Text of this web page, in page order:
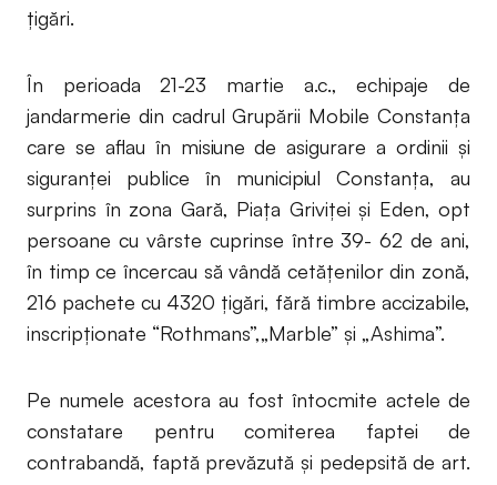
ţigări.
În perioada 21-23 martie a.c., echipaje de
jandarmerie din cadrul Grupării Mobile Constanţa
care se aflau în misiune de asigurare a ordinii şi
siguranţei publice în municipiul Constanţa, au
surprins în zona Gară, Piaţa Griviţei şi Eden, opt
persoane cu vârste cuprinse între 39- 62 de ani,
în timp ce încercau să vândă cetăţenilor din zonă,
216 pachete cu 4320 ţigări, fără timbre accizabile,
inscripţionate “Rothmans”,„Marble” şi „Ashima”.
Pe numele acestora au fost întocmite actele de
constatare pentru comiterea faptei de
contrabandă, faptă prevăzută şi pedepsită de art.